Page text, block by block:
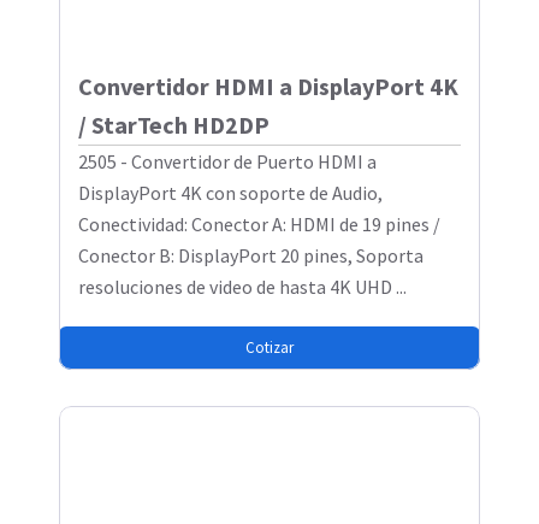
Convertidor HDMI a DisplayPort 4K
/ StarTech HD2DP
2505 - Convertidor de Puerto HDMI a
DisplayPort 4K con soporte de Audio,
Conectividad: Conector A: HDMI de 19 pines /
Conector B: DisplayPort 20 pines, Soporta
resoluciones de video de hasta 4K UHD ...
Cotizar